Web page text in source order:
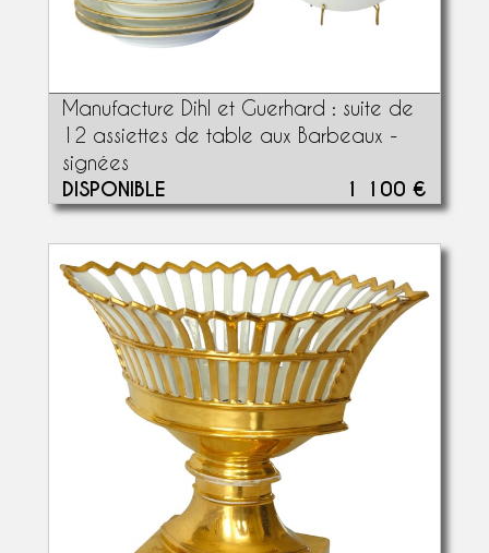
Manufacture Dihl et Guerhard : suite de
12 assiettes de table aux Barbeaux -
signées
DISPONIBLE 1 100 €